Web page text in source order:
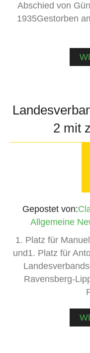
Abschied von
1935Gestorben
2 mit
Gepostet von:
Allgemeine
1. Platz für
und1. Platz für
Ravensberg-